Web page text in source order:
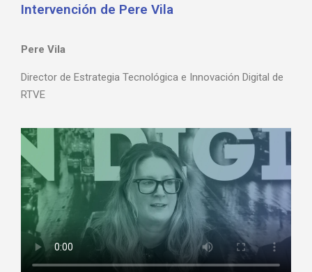
Intervención de Pere Vila
Pere Vila
Director de Estrategia Tecnológica e Innovación Digital de
RTVE